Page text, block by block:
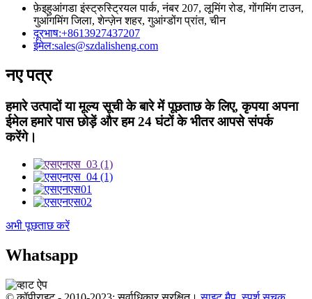
फ़ेइहुआंगडा इंस्ट्रुस्ट्रियल पार्क, नंबर 207, लूमिंग रोड, गोंगमिंग टाउन,
गुआंगमिंग जिला, शेन्ज़ेन शहर, गुआंग्डोंग प्रांत, चीन
दूरभाष:+8613927437207
ईमेल:sales@szdalisheng.com
नए पत्र
हमारे उत्पादों या मूल्य सूची के बारे में पूछताछ के लिए, कृपया अपना
ईमेल हमारे पास छोड़ें और हम 24 घंटों के भीतर आपसे संपर्क
करेंगे।
अभी पूछताछ करें
Whatsapp